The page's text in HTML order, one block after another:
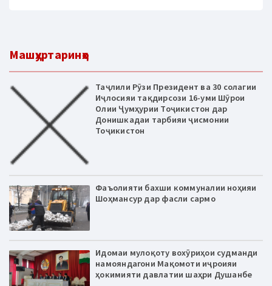
Машҳуртаринҳо
Таҷлили Рӯзи Президент ва 30 солагии
Иҷлосияи тақдирсози 16-уми Шӯрои
Олии Ҷумҳурии Тоҷикистон дар
Донишкадаи тарбияи ҷисмонии
Тоҷикистон
Фаъолияти бахши коммуналии ноҳияи
Шоҳмансур дар фасли сармо
Идомаи мулоқоту вохӯриҳои судманди
намояндагони Мақомоти иҷроияи
ҳокимияти давлатии шаҳри Душанбе